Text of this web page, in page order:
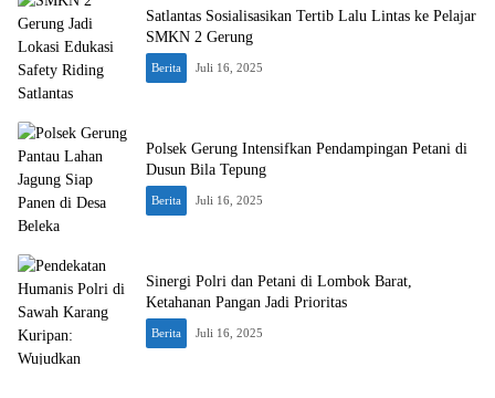
Satlantas Sosialisasikan Tertib Lalu Lintas ke Pelajar
SMKN 2 Gerung
Berita Juli 16, 2025
Polsek Gerung Intensifkan Pendampingan Petani di
Dusun Bila Tepung
Berita Juli 16, 2025
Sinergi Polri dan Petani di Lombok Barat,
Ketahanan Pangan Jadi Prioritas
Berita Juli 16, 2025